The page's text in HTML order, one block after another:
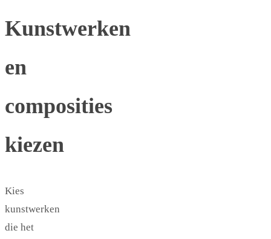
Kunstwerken
en
composities
kiezen
Kies
kunstwerken
die het